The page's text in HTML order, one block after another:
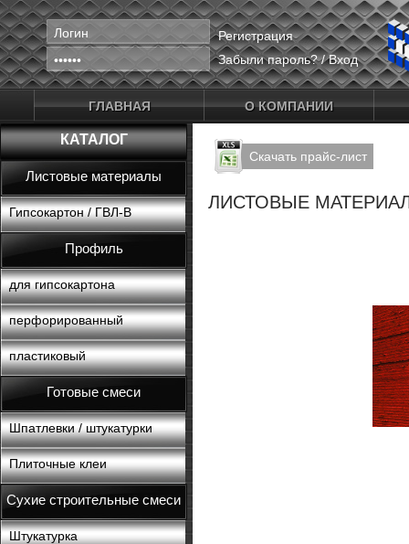
Регистрация
Забыли пароль?/Вход
ГЛАВНАЯ О КОМПАНИИ
КАТАЛОГ
Листовые материалы
Гипсокартон / ГВЛ-В
Профиль
для гипсокартона
перфорированный
пластиковый
Готовые смеси
Шпатлевки / штукатурки
Плиточные клеи
Сухие строительные смеси
Штукатурка
Скачать прайс-лист
ЛИСТОВЫЕ